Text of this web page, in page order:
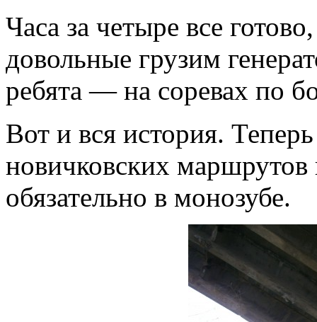
Часа за четыре все
довольные грузим
ребята — на соревах по
Вот и вся история.
новичковских
обязательно в монозубе.